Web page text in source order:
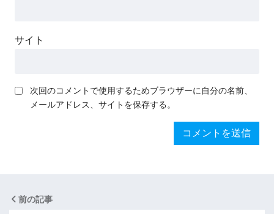
サイト
次回のコメントで使用するためブラウザーに自分の名前、
メールアドレス、サイトを保存する。
前の記事